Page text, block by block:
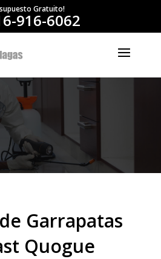
Gratuito!
916-6062
Garrapatas
Quogue